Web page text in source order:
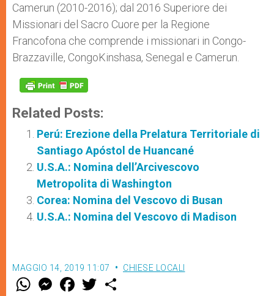
Camerun (2010-2016); dal 2016 Superiore dei
Missionari del Sacro Cuore per la Regione
Francofona che comprende i missionari in Congo-
Brazzaville, CongoKinshasa, Senegal e Camerun.
Related Posts:
Perú: Erezione della Prelatura Territoriale di
Santiago Apóstol de Huancané
U.S.A.: Nomina dell’Arcivescovo
Metropolita di Washington
Corea: Nomina del Vescovo di Busan
U.S.A.: Nomina del Vescovo di Madison
MAGGIO 14, 2019 11:07 CHIESE LOCALI
W M
e
F
a w